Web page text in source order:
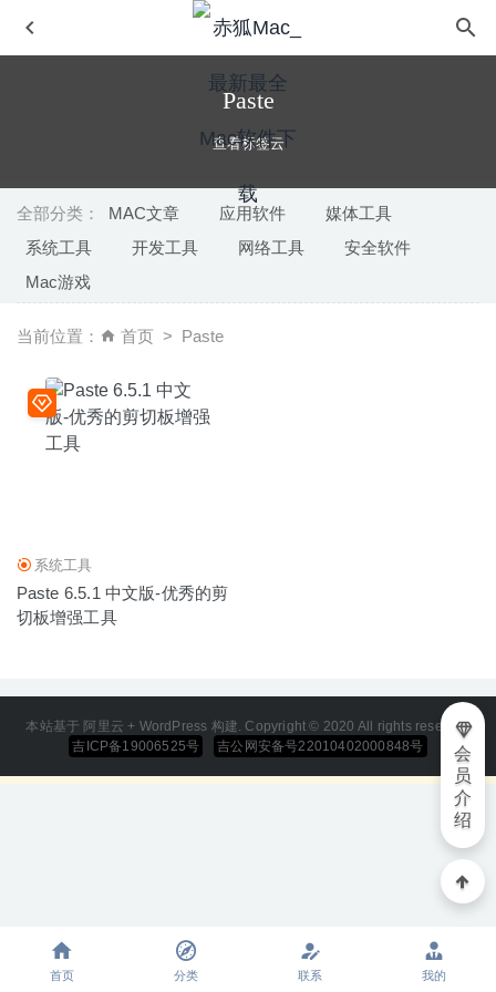
Paste
查看标签云
全部分类： MAC文章 应用软件
媒体工具
系统工具
开发工具 网络工具
安全软件
Mac游戏
当前位置： 首页 Paste
系统工具
Paste 6.5.1 中文版-优秀的剪
切板增强工具
本站基于 阿里云 + WordPress 构建. Copyright © 2020 All rights reserved
吉ICP备19006525号
吉公网安备号22010402000848号
会
员
介
绍
TextMate 2.0.15 – 专业且好用的文本编辑器 2020-05-17
iShot 1.7.4 中文版-非常优秀的截图录屏的神器
06-25
Native Instruments Kontakt 6.3.2 – 专业的音频采集器
2020-08-18
首页 分类 联系 我的